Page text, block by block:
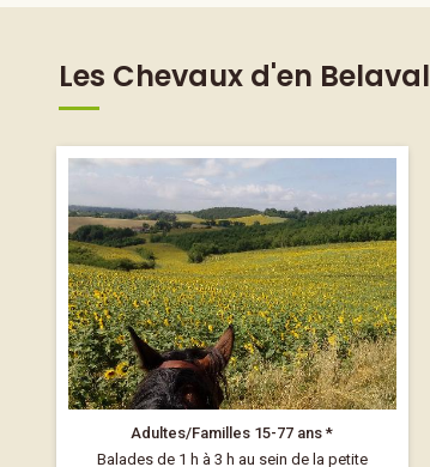
Les Chevaux d'en Belaval
Adultes/Familles 15-77 ans *
Balades de 1 h à 3 h au sein de la petite